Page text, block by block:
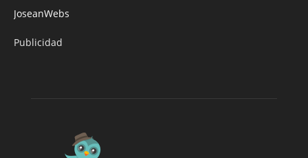
JoseanWebs
Publicidad